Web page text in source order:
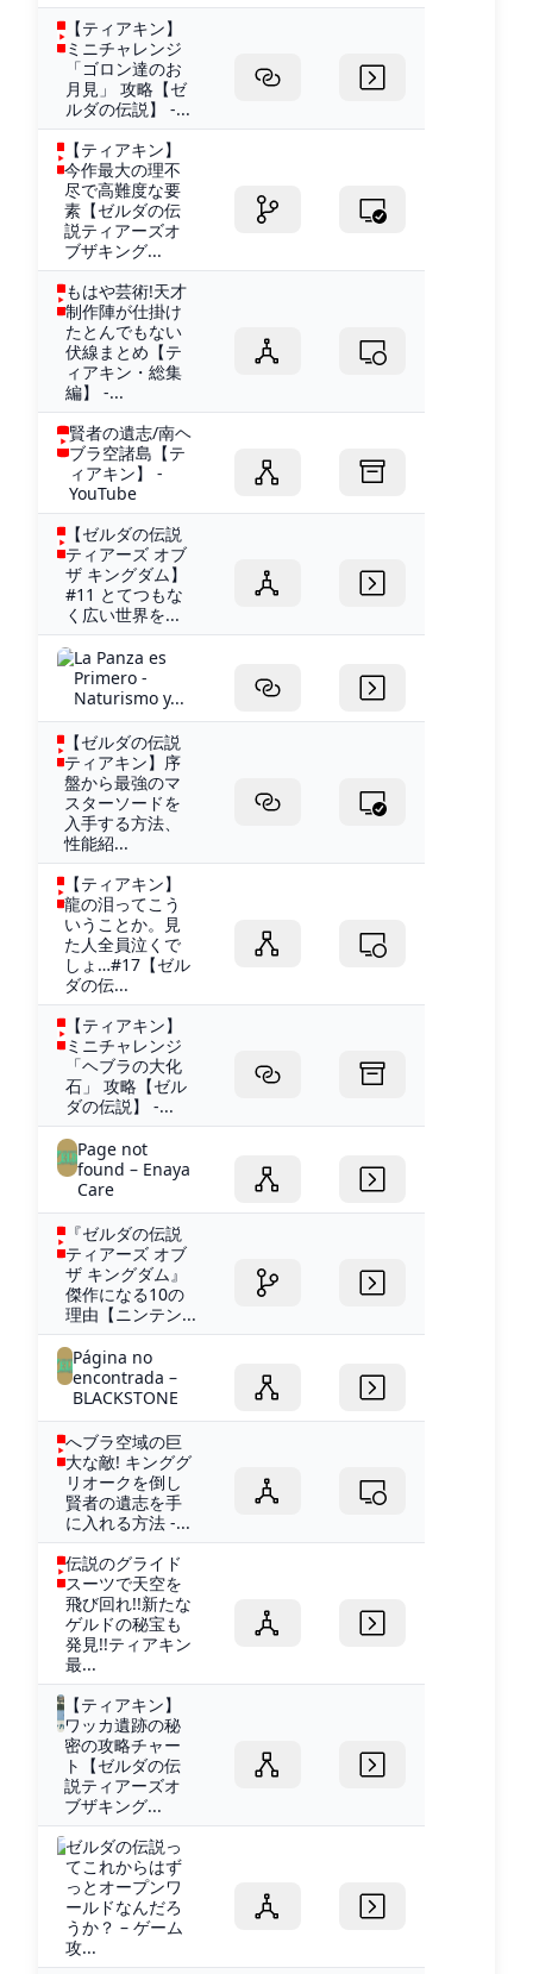
【ティアキン】
ミニチャレンジ
「ゴロン達のお
月見」 攻略【ゼ
ルダの伝説】 -...
【ティアキン】
今作最大の理不
尽で高難度な要
素【ゼルダの伝
説ティアーズオ
ブザキング...
もはや芸術!天才
制作陣が仕掛け
たとんでもない
伏線まとめ【テ
ィアキン・総集
編】 -...
賢者の遺志/南ヘ
ブラ空諸島【テ
ィアキン】 -
YouTube
【ゼルダの伝説
ティアーズ オブ
ザ キングダム】
#11 とてつもな
く広い世界を...
La Panza es
Primero -
Naturismo y...
【ゼルダの伝説
ティアキン】序
盤から最強のマ
スターソードを
入手する方法、
性能紹...
【ティアキン】
龍の泪ってこう
いうことか。見
た人全員泣くで
しょ…#17【ゼル
ダの伝...
【ティアキン】
ミニチャレンジ
「ヘブラの大化
石」 攻略【ゼル
ダの伝説】 -...
Page not
found – Enaya
Care
『ゼルダの伝説
ティアーズ オブ
ザ キングダム』
傑作になる10の
理由【ニンテン...
Página no
encontrada –
BLACKSTONE
へブラ空域の巨
大な敵! キンググ
リオークを倒し
賢者の遺志を手
に入れる方法 -...
伝説のグライド
スーツで天空を
飛び回れ!!新たな
ゲルドの秘宝も
発見!!ティアキン
最...
【ティアキン】
ワッカ遺跡の秘
密の攻略チャー
ト【ゼルダの伝
説ティアーズオ
ブザキング...
ゼルダの伝説っ
てこれからはず
っとオープンワ
ールドなんだろ
うか？ – ゲーム
攻...